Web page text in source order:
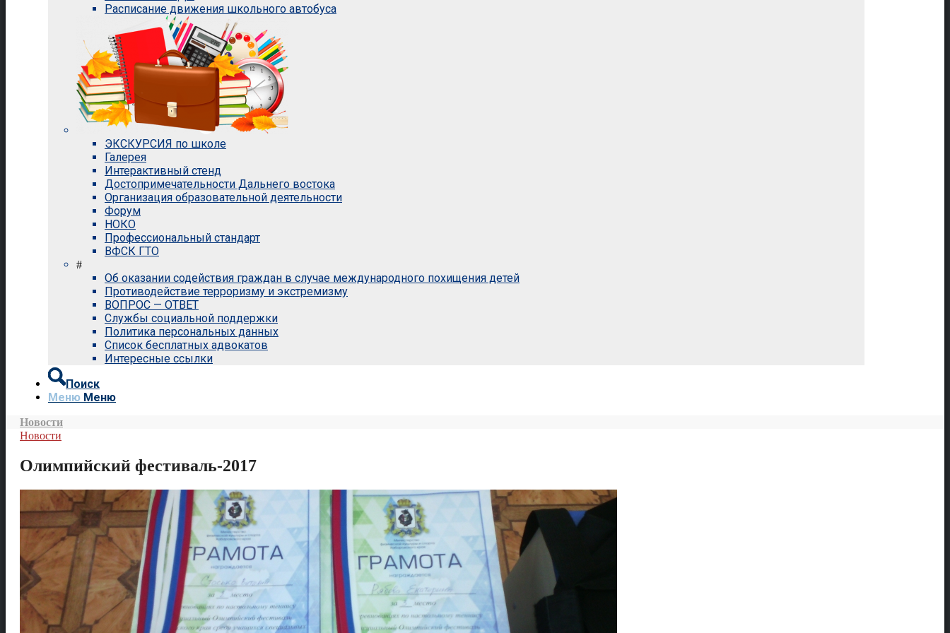
Расписание движения школьного автобуса
ЭКСКУРСИЯ по школе
Галерея
Интерактивный стенд
Достопримечательности Дальнего востока
Организация образовательной деятельности
Форум
НОКО
Профессиональный стандарт
ВФСК ГТО
#
Об оказании содействия граждан в случае международного похищения детей
Противодействие терроризму и экстремизму
ВОПРОС — ОТВЕТ
Службы социальной поддержки
Политика персональных данных
Список бесплатных адвокатов
Интересные ссылки
Поиск
Меню Меню
Новости
Новости
Олимпийский фестиваль-2017